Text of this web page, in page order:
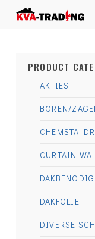
PRODUCT
AKTIES
BOREN/
CHEMSTA
CURTAIN
DAKFOLIE
DIVERSE